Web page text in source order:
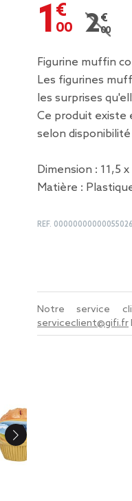
1,00 €
Prix
2,00 €
Figurine muffin
Les figurines
les surprises
Ce produit existe
selon
Dimension : 11,5
Matière :
REF.
Notre service
serviceclient@gifi.fr